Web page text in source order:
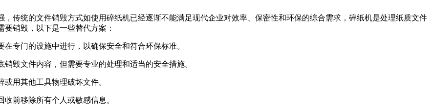
传统的文件销毁方式如使用碎纸机已经逐渐不能满足现代企业对效率、保密性和环保的综合需求，碎纸机是处理纸质文件
销毁，以下是一些替代方案：
专门的设施中进行，以确保安全和符合环保标准。
毁文件内容，但需要专业的处理和适当的安全措施。
用其他工具物理破坏文件。
前移除所有个人或敏感信息。